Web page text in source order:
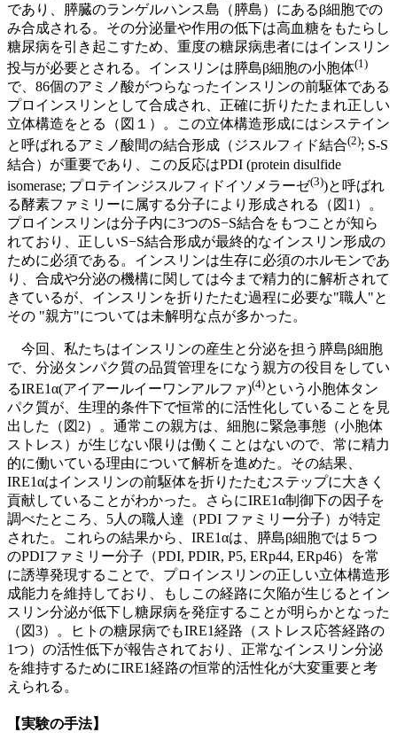
であり、膵臓のランゲルハンス島（膵島）にあるβ細胞での
み合成される。その分泌量や作用の低下は高血糖をもたらし
糖尿病を引き起こすため、重度の糖尿病患者にはインスリン
投与が必要とされる。インスリンは膵島β細胞の小胞体(1)
で、86個のアミノ酸がつらなったインスリンの前駆体である
プロインスリンとして合成され、正確に折りたたまれ正しい
立体構造をとる（図１）。この立体構造形成にはシステイン
と呼ばれるアミノ酸間の結合形成（ジスルフィド結合(2); S-S
結合）が重要であり、この反応はPDI (protein disulfide
isomerase; プロテインジスルフィドイソメラーゼ(3))と呼ばれ
る酵素ファミリーに属する分子により形成される（図1）。
プロインスリンは分子内に3つのS−S結合をもつことが知ら
れており、正しいS−S結合形成が最終的なインスリン形成の
ために必須である。インスリンは生存に必須のホルモンであ
り、合成や分泌の機構に関しては今まで精力的に解析されて
きているが、インスリンを折りたたむ過程に必要な"職人"と
その "親方"については未解明な点が多かった。
今回、私たちはインスリンの産生と分泌を担う膵島β細胞
で、分泌タンパク質の品質管理をになう親方の役目をしてい
るIRE1α(アイアールイーワンアルファ)(4)という小胞体タン
パク質が、生理的条件下で恒常的に活性化していることを見
出した（図2）。通常この親方は、細胞に緊急事態（小胞体
ストレス）が生じない限りは働くことはないので、常に精力
的に働いている理由について解析を進めた。その結果、
IRE1αはインスリンの前駆体を折りたたむステップに大きく
貢献していることがわかった。さらにIRE1α制御下の因子を
調べたところ、5人の職人達（PDI ファミリー分子）が特定
された。これらの結果から、IRE1αは、膵島β細胞では５つ
のPDIファミリー分子（PDI, PDIR, P5, ERp44, ERp46）を常
に誘導発現することで、プロインスリンの正しい立体構造形
成能力を維持しており、もしこの経路に欠陥が生じるとイン
スリン分泌が低下し糖尿病を発症することが明らかとなった
（図3）。ヒトの糖尿病でもIRE1経路（ストレス応答経路の
1つ）の活性低下が報告されており、正常なインスリン分泌
を維持するためにIRE1経路の恒常的活性化が大変重要と考
えられる。
【実験の手法】